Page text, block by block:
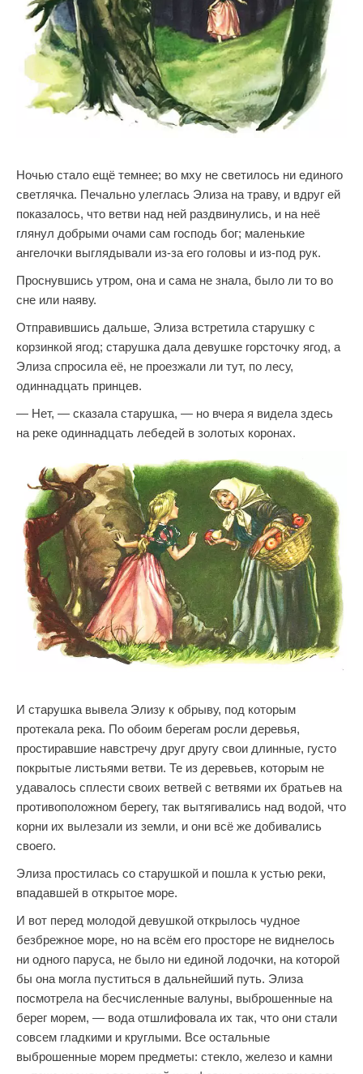
Ночью стало ещё темнее; во мху не светилось ни единого
светлячка. Печально улеглась Элиза на траву, и вдруг ей
показалось, что ветви над ней раздвинулись, и на неё
глянул добрыми очами сам господь бог; маленькие
ангелочки выглядывали из-за его головы и из-под рук.
Проснувшись утром, она и сама не знала, было ли то во
сне или наяву.
Отправившись дальше, Элиза встретила старушку с
корзинкой ягод; старушка дала девушке горсточку ягод, а
Элиза спросила её, не проезжали ли тут, по лесу,
одиннадцать принцев.
— Нет, — сказала старушка, — но вчера я видела здесь
на реке одиннадцать лебедей в золотых коронах.
И старушка вывела Элизу к обрыву, под которым
протекала река. По обоим берегам росли деревья,
простиравшие навстречу друг другу свои длинные, густо
покрытые листьями ветви. Те из деревьев, которым не
удавалось сплести своих ветвей с ветвями их братьев на
противоположном берегу, так вытягивались над водой, что
корни их вылезали из земли, и они всё же добивались
своего.
Элиза простилась со старушкой и пошла к устью реки,
впадавшей в открытое море.
И вот перед молодой девушкой открылось чудное
безбрежное море, но на всём его просторе не виднелось
ни одного паруса, не было ни единой лодочки, на которой
бы она могла пуститься в дальнейший путь. Элиза
посмотрела на бесчисленные валуны, выброшенные на
берег морем, — вода отшлифовала их так, что они стали
совсем гладкими и круглыми. Все остальные
выброшенные морем предметы: стекло, железо и камни